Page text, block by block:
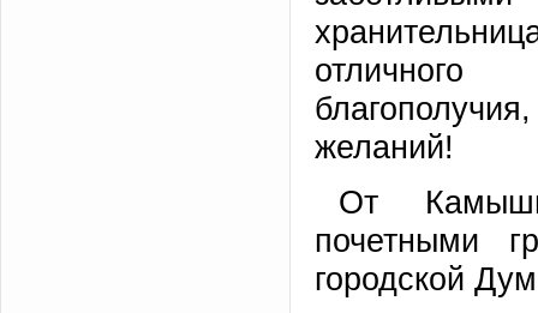
отличного
желаний!
От
почетными
городской